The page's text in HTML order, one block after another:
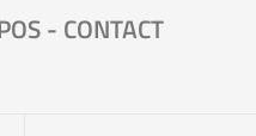
- CONTACT